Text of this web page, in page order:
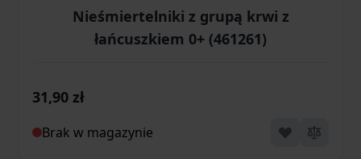
Nieśmiertelniki z grupą krwi z
łańcuszkiem 0+ (461261)
31,90 zł
Brak w magazynie